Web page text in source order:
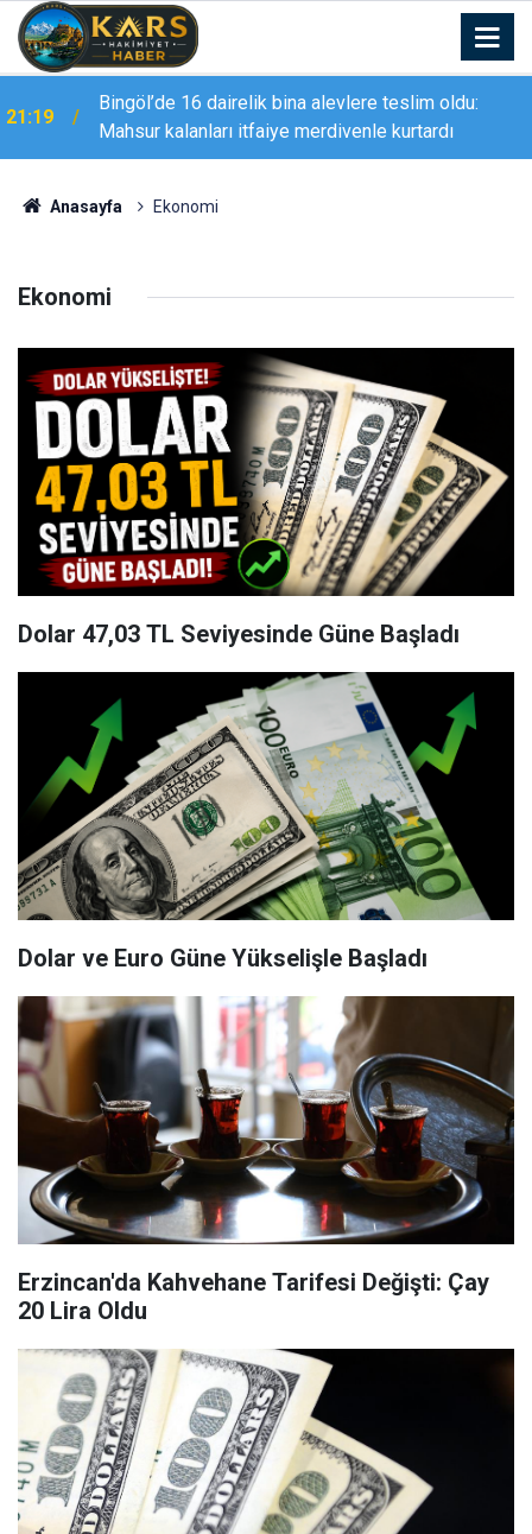
21:19
Bingöl’de 16 dairelik bina alevlere teslim oldu:
Mahsur kalanları itfaiye merdivenle kurtardı
Anasayfa Ekonomi
Ekonomi
Dolar 47,03 TL Seviyesinde Güne Başladı
Dolar ve Euro Güne Yükselişle Başladı
Erzincan'da Kahvehane Tarifesi Değişti: Çay
20 Lira Oldu